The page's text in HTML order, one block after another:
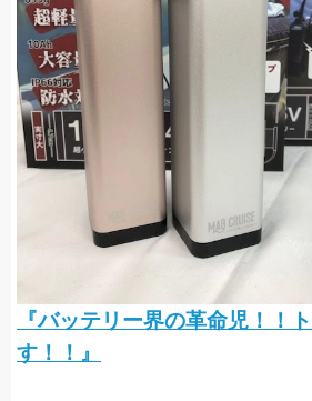
『バッテリー界の革命児！！
す！！』